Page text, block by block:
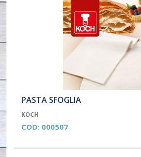
PASTA SFOGLIA
KOCH
COD: 000507